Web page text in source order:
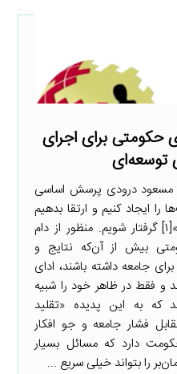
حکومتی برای اجرای
مسعود درودی پرسش اساسی
ایجاد کنیم و ارتقا بدهیم
بدون آنکه در «دام‌های قابلیت»[۱] گرفتار شویم. منظور از دام
بیش از آن‌که نتایج و
جامعه داشته باشند، ادای
و فقط در ظاهر خود را شبیه
که به این پدیده «تقلید
مقابل فشار جامعه و جو افکار
دارد که مسائل بسیار
را بتواند خیلی سریع ...